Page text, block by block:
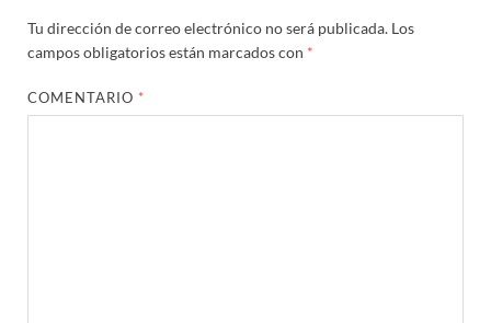
Tu dirección de correo electrónico no será publicada. Los
campos obligatorios están marcados con *
COMENTARIO *